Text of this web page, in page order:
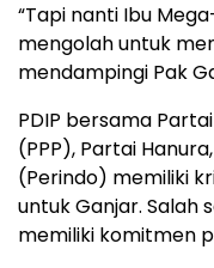
“Tapi nanti Ibu
mengolah untuk
mendampingi Pak
PDIP bersama
(PPP), Partai
(Perindo) memiliki
untuk Ganjar. Salah
memiliki komitmen